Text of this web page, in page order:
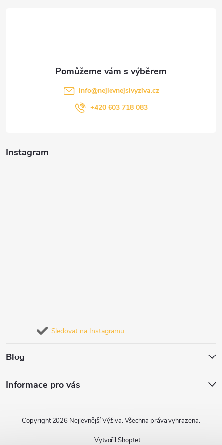
Instagram
Sledovat na Instagramu
Blog
Informace pro vás
info@nejlevnejsivyziva.cz
+420 603 718 083
Vytvořil Shoptet
Copyright 2026 Nejlevnější Výživa. Všechna práva vyhrazena.